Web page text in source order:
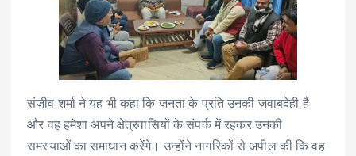
संजीव शर्मा ने यह भी कहा कि जनता के प्रति उनकी जवाबदेही है
और वह हमेशा अपने क्षेत्रवासियों के संपर्क में रहकर उनकी
समस्याओं का समाधान करेंगे। उन्होंने नागरिकों से अपील की कि वह